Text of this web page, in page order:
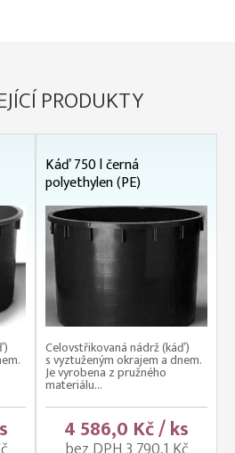
PRODUKTY
Káď 750 l černá
polyethylen (PE)
Celovstřikovaná nádrž (káď)
s vyztuženým okrajem a dnem.
Je vyrobena z pružného
materiálu...
4 586,0 Kč / ks